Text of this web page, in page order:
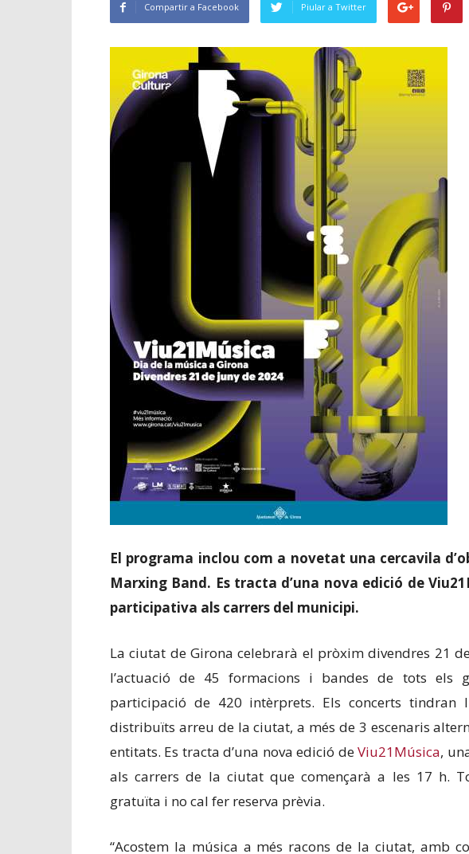
Compartir a Facebook Piular a Twitter
El programa inclou com a novetat una cercavila
Marxing Band. Es tracta d’una nova edició de
participativa als carrers del municipi.
La ciutat de Girona celebrarà el pròxim divendres 21
l’actuació de 45 formacions i bandes de tots els
participació de 420 intèrprets. Els concerts tindran
distribuïts arreu de la ciutat, a més de 3 escenaris
entitats. Es tracta d’una nova edició deViu21Música,
als carrers de la ciutat que començarà a les 17 h.
gratuïta i no cal fer reserva prèvia.
“Acostem la música a més racons de la ciutat, amb